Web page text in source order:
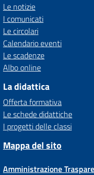
Le notizie
I comunicati
Le circolari
Calendario eventi
Le scadenze
Albo online
La didattica
Offerta formativa
Le schede didattiche
I progetti delle classi
Mappa del sito
Amministrazione